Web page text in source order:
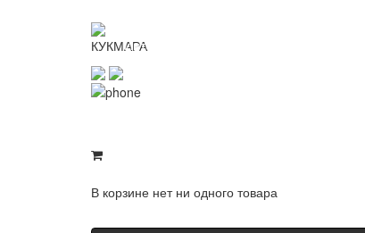
Интернет-магазин посуды Kukmara
В корзине нет ни одного товара